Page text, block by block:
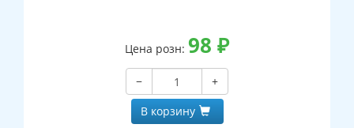
Цена розн: 98 ₽
−
+
В корзину